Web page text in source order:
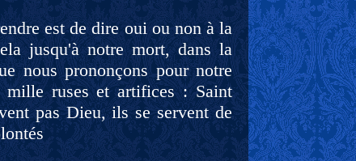
est de dire oui ou non à la
jusqu'à notre mort, dans la
nous prononçons pour notre
ruses et artifices : Saint
pas Dieu, ils se servent de